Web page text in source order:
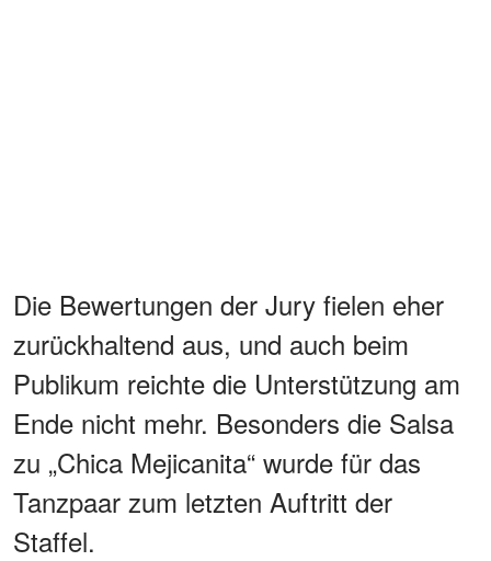
Die Bewertungen der Jury fielen eher
zurückhaltend aus, und auch beim
Publikum reichte die Unterstützung am
Ende nicht mehr. Besonders die Salsa
zu „Chica Mejicanita“ wurde für das
Tanzpaar zum letzten Auftritt der
Staffel.